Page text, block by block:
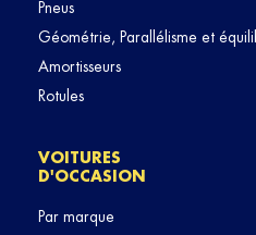
Pneus
Géométrie, Parallélisme et
Amortisseurs
Rotules
VOITURES
D'OCCASION
Par marque